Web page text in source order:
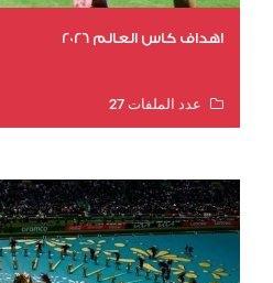
اهداف كاس العالم 2026
عدد الملفات 27